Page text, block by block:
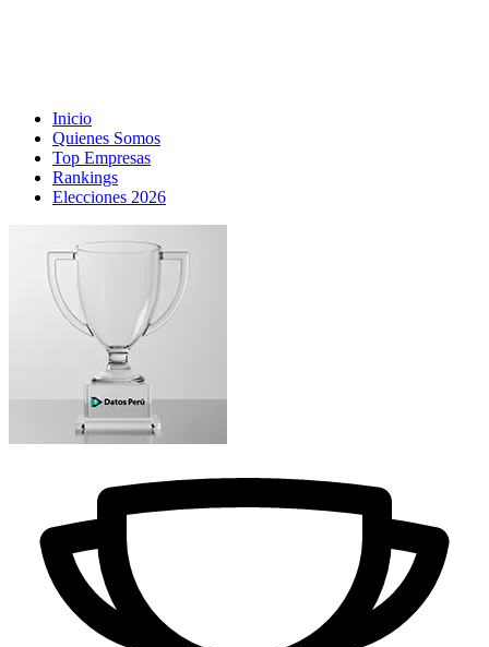
Inicio
Quienes Somos
Top Empresas
Rankings
Elecciones 2026